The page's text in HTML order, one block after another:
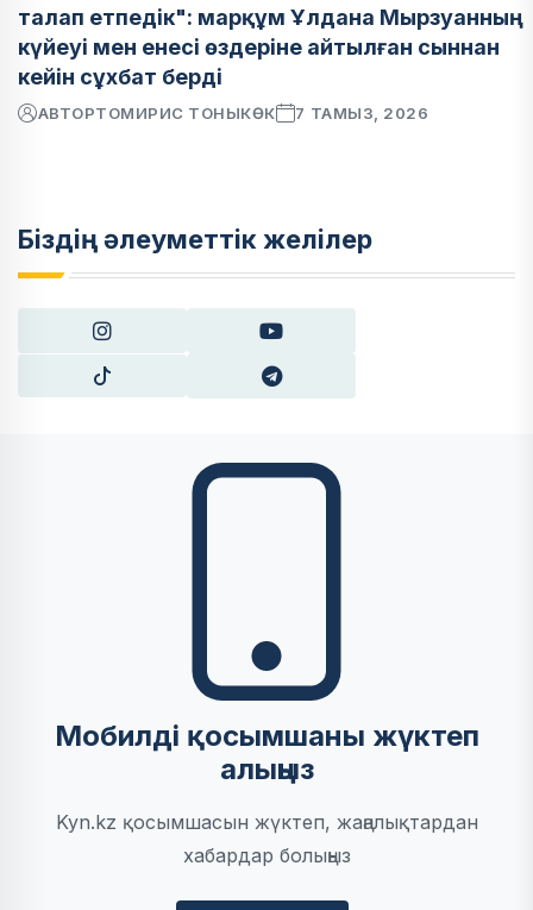
талап етпедік": марқұм Ұлдана Мырзуанның
күйеуі мен енесі өздеріне айтылған сыннан
кейін сұхбат берді
АВТОРТОМИРИС ТОНЫКӨК 7 ТАМЫЗ, 2026
Біздің әлеуметтік желілер
Мобилді қосымшаны жүктеп
алыңыз
Kyn.kz қосымшасын жүктеп, жаңалықтардан
хабардар болыңыз